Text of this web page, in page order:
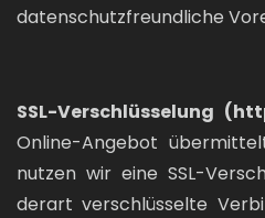
datenschutzfreundliche
SSL-Verschlüsselung
Online-Angebot
nutzen wir eine SSL-
derart verschlüsselte